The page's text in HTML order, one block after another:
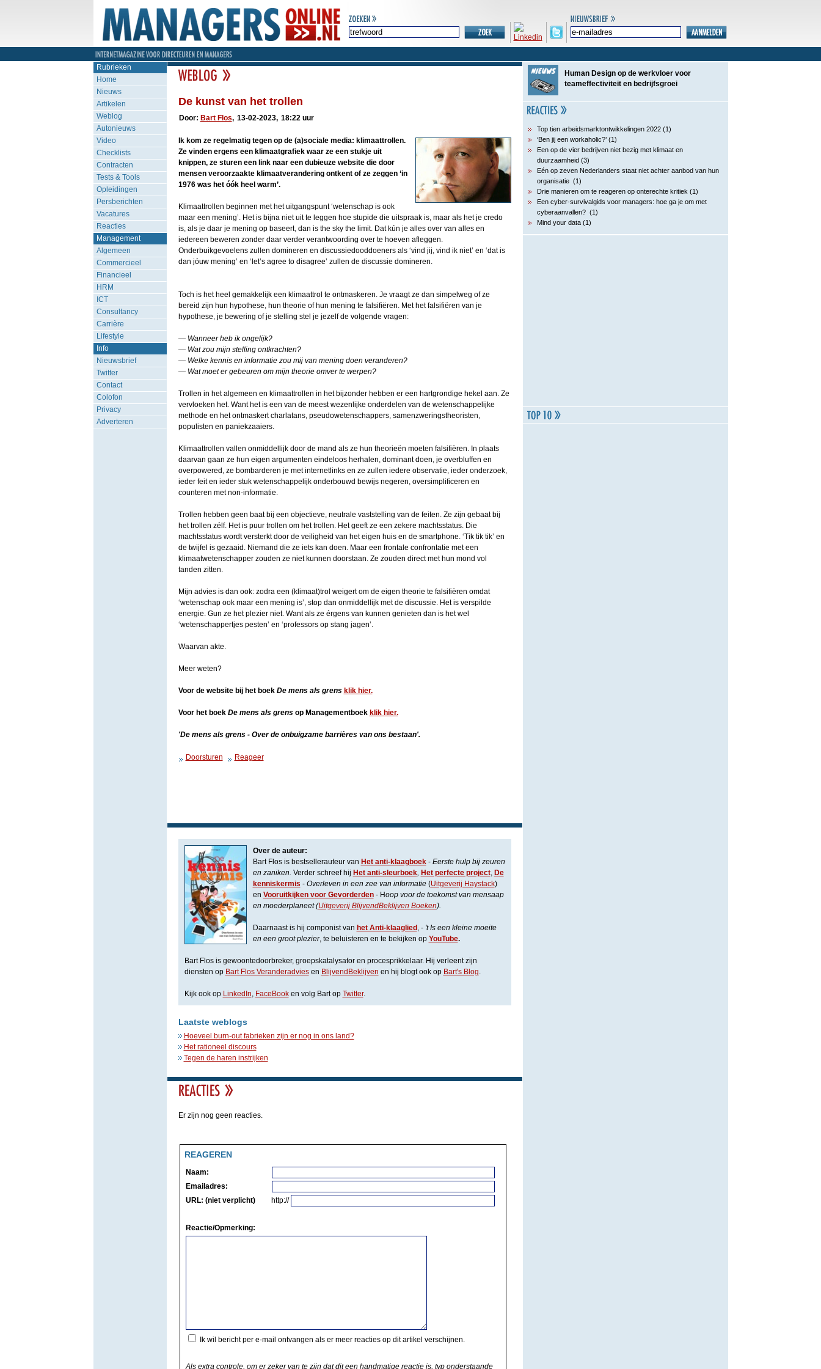
Rubrieken
Home
Nieuws
Artikelen
Weblog
Autonieuws
Video
Checklists
Contracten
Tests & Tools
Opleidingen
Persberichten
Vacatures
Reacties
Management
Algemeen
Commercieel
Financieel
HRM
ICT
Consultancy
Carrière
Lifestyle
Info
Nieuwsbrief
Twitter
Contact
Colofon
Privacy
Adverteren
De kunst van het trollen
Door: Bart Flos, 13-02-2023, 18:22 uur
Ik kom ze regelmatig tegen op de (a)sociale media: klimaattrollen.
Ze vinden ergens een klimaatgrafiek waar ze een stukje uit
knippen, ze sturen een link naar een dubieuze website die door
mensen veroorzaakte klimaatverandering ontkent of ze zeggen ‘in
1976 was het óók heel warm’.
Klimaattrollen beginnen met het uitgangspunt ‘wetenschap is ook
maar een mening’. Het is bijna niet uit te leggen hoe stupide die uitspraak is, maar als het je credo
is, als je daar je mening op baseert, dan is the sky the limit. Dat kún je alles over van alles en
iedereen beweren zonder daar verder verantwoording over te hoeven afleggen.
Onderbuikgevoelens zullen domineren en discussiedooddoeners als ‘vind jij, vind ik niet’ en ‘dat is
dan jóuw mening’ en ‘let’s agree to disagree’ zullen de discussie domineren.
Toch is het heel gemakkelijk een klimaattrol te ontmaskeren. Je vraagt ze dan simpelweg of ze
bereid zijn hun hypothese, hun theorie of hun mening te falsifiëren. Met het falsifiëren van je
hypothese, je bewering of je stelling stel je jezelf de volgende vragen:
— Wanneer heb ik ongelijk?
— Wat zou mijn stelling ontkrachten?
— Welke kennis en informatie zou mij van mening doen veranderen?
— Wat moet er gebeuren om mijn theorie omver te werpen?
Trollen in het algemeen en klimaattrollen in het bijzonder hebben er een hartgrondige hekel aan. Ze
vervloeken het. Want het is een van de meest wezenlijke onderdelen van de wetenschappelijke
methode en het ontmaskert charlatans, pseudowetenschappers, samenzweringstheoristen,
populisten en paniekzaaiers.
Klimaattrollen vallen onmiddellijk door de mand als ze hun theorieën moeten falsifiëren. In plaats
daarvan gaan ze hun eigen argumenten eindeloos herhalen, dominant doen, je overbluffen en
overpowered, ze bombarderen je met internetlinks en ze zullen iedere observatie, ieder onderzoek,
ieder feit en ieder stuk wetenschappelijk onderbouwd bewijs negeren, oversimplificeren en
counteren met non-informatie.
Trollen hebben geen baat bij een objectieve, neutrale vaststelling van de feiten. Ze zijn gebaat bij
het trollen zélf. Het is puur trollen om het trollen. Het geeft ze een zekere machtsstatus. Die
machtsstatus wordt versterkt door de veiligheid van het eigen huis en de smartphone. ‘Tik tik tik’ en
de twijfel is gezaaid. Niemand die ze iets kan doen. Maar een frontale confrontatie met een
klimaatwetenschapper zouden ze niet kunnen doorstaan. Ze zouden direct met hun mond vol
tanden zitten.
Mijn advies is dan ook: zodra een (klimaat)trol weigert om de eigen theorie te falsifiëren omdat
‘wetenschap ook maar een mening is’, stop dan onmiddellijk met de discussie. Het is verspilde
energie. Gun ze het plezier niet. Want als ze érgens van kunnen genieten dan is het wel
‘wetenschappertjes pesten’ en ‘professors op stang jagen’.
Waarvan akte.
Meer weten?
Voor de website bij het boek De mens als grens klik hier.
Voor het boek De mens als grensop Managementboek klik hier.
'De mens als grens - Over de onbuigzame barrières van ons bestaan'.
Doorsturen Reageer
Over de auteur:
Bart Flos is bestsellerauteur van Het anti-klaagboek- Eerste hulp bij zeuren
en zaniken. Verder schreef hij Het anti-sleurboek, Het perfecte project, De
kenniskermis - Overleven in een zee van informatie(Uitgeverij Haystack)
en Vooruitkijken voor Gevorderden- Hoop voor de toekomst van mensaap
en moederplaneet (Uitgeverij BlijvendBeklijven Boeken).
Daarnaast is hij componist van het Anti-klaaglied , - 't Is een kleine moeite
en een groot plezier, te beluisteren en te bekijken op YouTube.
Bart Flos is gewoontedoorbreker, groepskatalysator en procesprikkelaar. Hij verleent zijn
diensten op Bart Flos Veranderadviesen BlijvendBeklijven en hij blogt ook op Bart's Blog.
Kijk ook op LinkedIn, FaceBooken volg Bart op Twitter.
Laatste weblogs
Hoeveel burn-out fabrieken zijn er nog in ons land?
Het rationeel discours
Tegen de haren instrijken
Er zijn nog geen reacties.
REAGEREN
Naam:
Emailadres:
URL: (niet verplicht)
http://
Reactie/Opmerking:
Ik wil bericht per e-mail ontvangen als er meer reacties op dit artikel verschijnen.
Als extra controle, om er zeker van te zijn dat dit een handmatige reactie is, typ onderstaande
Human Design op de werkvloer voor
teameffectiviteit en bedrijfsgroei
Top tien arbeidsmarktontwikkelingen 2022 (1)
‘Ben jij een workaholic?’ (1)
Een op de vier bedrijven niet bezig met klimaat en
duurzaamheid (3)
Eén op zeven Nederlanders staat niet achter aanbod van hun
organisatie (1)
Drie manieren om te reageren op onterechte kritiek (1)
Een cyber-survivalgids voor managers: hoe ga je om met
cyberaanvallen? (1)
Mind your data (1)